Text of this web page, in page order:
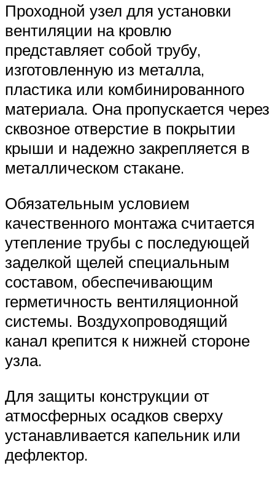
Проходной узел для установки
вентиляции на кровлю
представляет собой трубу,
изготовленную из металла,
пластика или комбинированного
материала. Она пропускается через
сквозное отверстие в покрытии
крыши и надежно закрепляется в
металлическом стакане.
Обязательным условием
качественного монтажа считается
утепление трубы с последующей
заделкой щелей специальным
составом, обеспечивающим
герметичность вентиляционной
системы. Воздухопроводящий
канал крепится к нижней стороне
узла.
Для защиты конструкции от
атмосферных осадков сверху
устанавливается капельник или
дефлектор.